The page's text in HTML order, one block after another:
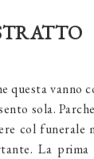
vanno
sola.
col
La prima